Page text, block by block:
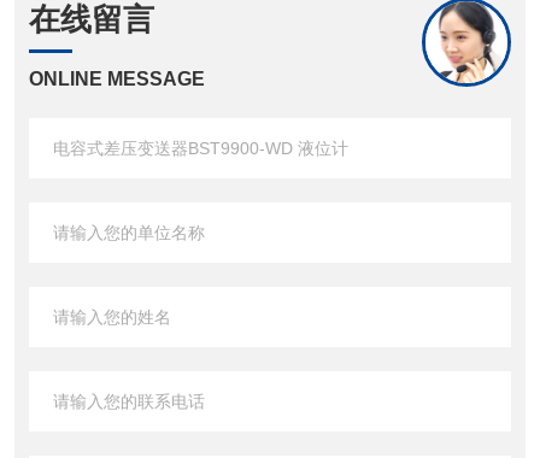
在线留言
ONLINE MESSAGE